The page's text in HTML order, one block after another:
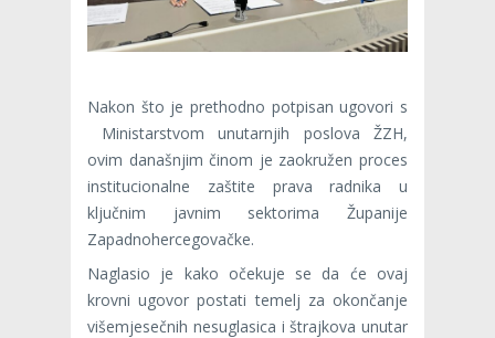
Nakon što je prethodno potpisan ugovori s
Ministarstvom unutarnjih poslova ŽZH,
ovim današnjim činom je zaokružen proces
institucionalne zaštite prava radnika u
ključnim javnim sektorima Županije
Zapadnohercegovačke.
Naglasio je kako očekuje se da će ovaj
krovni ugovor postati temelj za okončanje
višemjesečnih nesuglasica i štrajkova unutar